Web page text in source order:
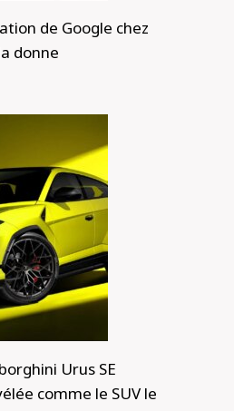
de Google chez
donne
Urus SE
comme le SUV le